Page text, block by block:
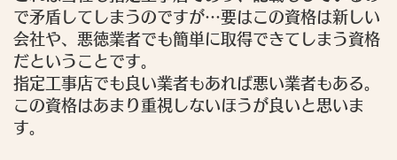
で矛盾してしまうのですが…要はこの資格は新しい
会社や、悪徳業者でも簡単に取得できてしまう資格
だということです。
指定工事店でも良い業者もあれば悪い業者もある。
この資格はあまり重視しないほうが良いと思いま
す。